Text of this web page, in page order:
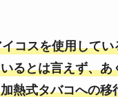
コスを使用してい
るとは言えず、あ
熱式タバコへの移